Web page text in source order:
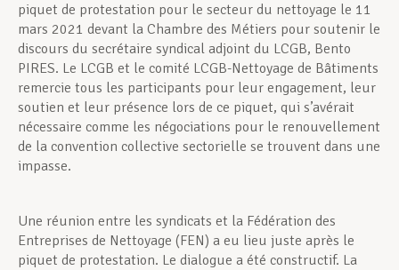
piquet de protestation pour le secteur du nettoyage le 11
mars 2021 devant la Chambre des Métiers pour soutenir le
discours du secrétaire syndical adjoint du LCGB, Bento
PIRES. Le LCGB et le comité LCGB-Nettoyage de Bâtiments
remercie tous les participants pour leur engagement, leur
soutien et leur présence lors de ce piquet, qui s’avérait
nécessaire comme les négociations pour le renouvellement
de la convention collective sectorielle se trouvent dans une
impasse.
Une réunion entre les syndicats et la Fédération des
Entreprises de Nettoyage (FEN) a eu lieu juste après le
piquet de protestation. Le dialogue a été constructif. La